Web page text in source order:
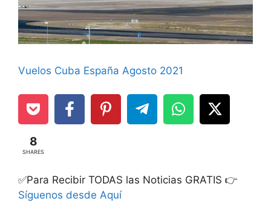
Vuelos Cuba España Agosto 2021
8
SHARES
✅Para Recibir TODAS las Noticias GRATIS 👉
Síguenos desde Aquí